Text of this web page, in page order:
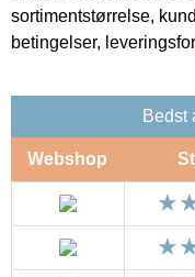
sortimentstørrelse,
betingelser,
Bedst
Webshop